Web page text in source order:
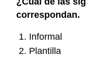
correspondan.
Informal
Plantilla